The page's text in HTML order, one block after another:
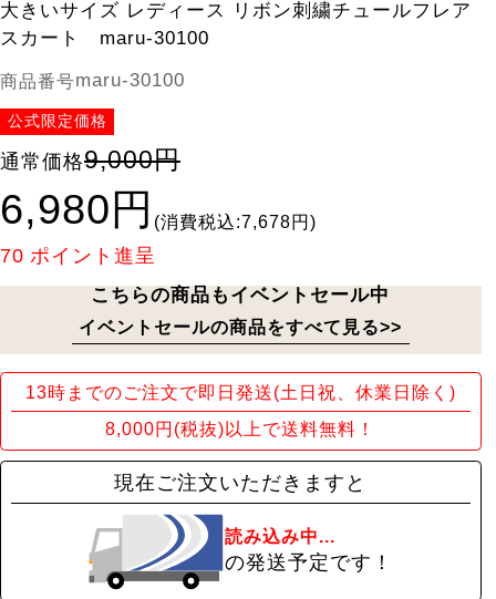
大きいサイズ レディース リボン刺繍チュールフレア
スカート maru-30100
商品番号maru-30100
公式限定価格
通常価格9,000円
6,980円 (消費税込:7,678円)
70 ポイント進呈
こちらの商品もイベントセール中
イベントセールの商品をすべて見る>>
13時までのご注文で即日発送(土日祝、休業日除く)
8,000円(税抜)以上で送料無料！
現在ご注文いただきますと
読み込み中...
の発送予定です！